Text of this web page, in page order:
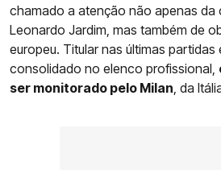
chamado a atenção não apenas da
Leonardo Jardim, mas também de
europeu. Titular nas últimas partidas
consolidado no elenco profissional,
ser monitorado pelo Milan , da